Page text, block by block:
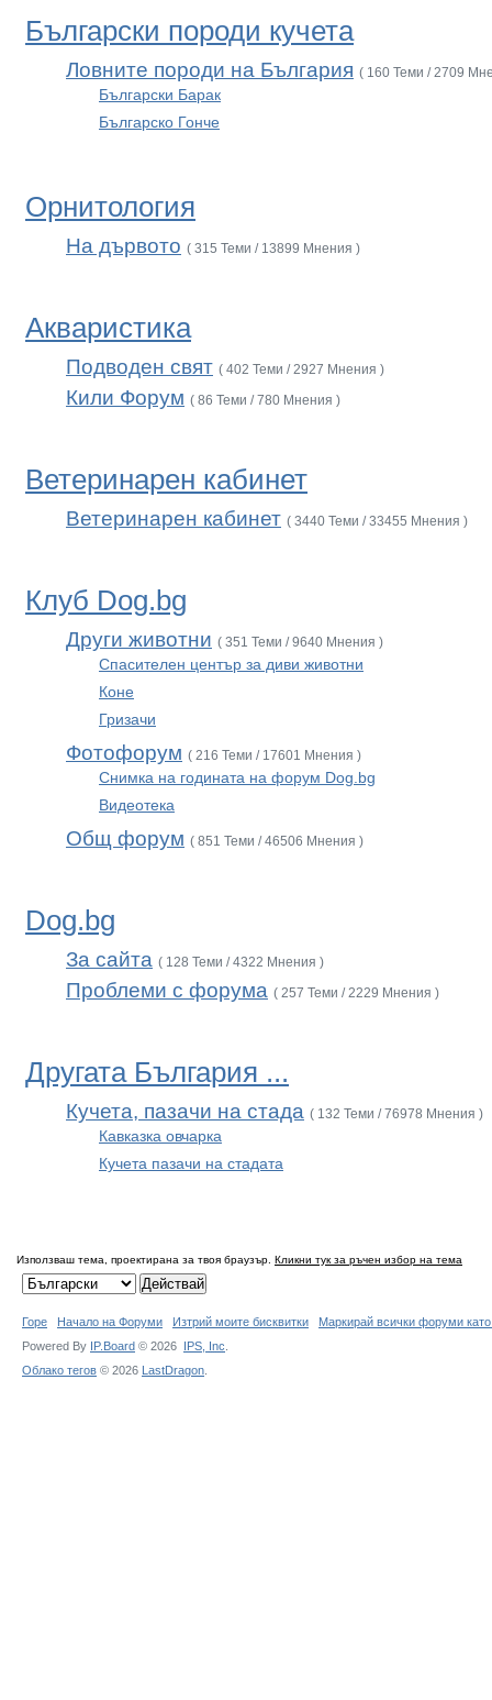
Български породи кучета
Ловните породи на България ( 160 Теми / 2709
Български Барак
Българско Гонче
Орнитология
На дървото ( 315 Теми / 13899 Мнения )
Акваристика
Подводен свят ( 402 Теми / 2927 Мнения )
Кили Форум ( 86 Теми / 780 Мнения )
Ветеринарен кабинет
Ветеринарен кабинет ( 3440 Теми / 33455 Мнения )
Клуб Dog.bg
Други животни ( 351 Теми / 9640 Мнения )
Спасителен център за диви животни
Коне
Гризачи
Фотофорум ( 216 Теми / 17601 Мнения )
Снимка на годината на форум Dog.bg
Видеотека
Общ форум ( 851 Теми / 46506 Мнения )
Dog.bg
За сайта ( 128 Теми / 4322 Мнения )
Проблеми с форума ( 257 Теми / 2229 Мнения )
Другата България ...
Кучета, пазачи на стада ( 132 Теми / 76978 Мнения )
Кавказка овчарка
Кучета пазачи на стадата
Използваш тема, проектирана за твоя браузър. Кликни тук за ръчен избор на тема
Горе Начало на Форуми Изтрий моите бисквитки
Маркирай всички форуми
Powered By IP.Board © 2026 IPS, Inc
Облако тегов © 2026 LastDragon